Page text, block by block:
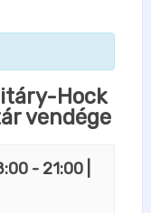
Hock
vendége
- 21:00